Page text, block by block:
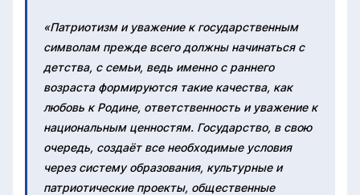
«Патриотизм и уважение к государственным
символам прежде всего должны начинаться с
детства, с семьи, ведь именно с раннего
возраста формируются такие качества, как
любовь к Родине, ответственность и уважение к
национальным ценностям. Государство, в свою
очередь, создаёт все необходимые условия
через систему образования, культурные и
патриотические проекты, общественные